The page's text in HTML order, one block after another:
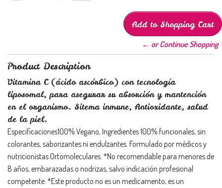
← or Continue Shopping
Product Description
Vitamina C (ácido ascórbico) con tecnología
liposomal, para asegurar su absorción y mantención
en el organismo. Sitema inmune, Antioxidante, salud
de la piel.
Especificaciones100% Vegano, Ingredientes 100% funcionales, sin
colorantes, saborizantes ni endulzantes. Formulado por médicos y
nutricionistas Ortomoleculares. *No recomendable para menores de
8 años, embarazadas o nodrizas, salvo indicación profesional
competente. *Este producto no es un medicamento, es un